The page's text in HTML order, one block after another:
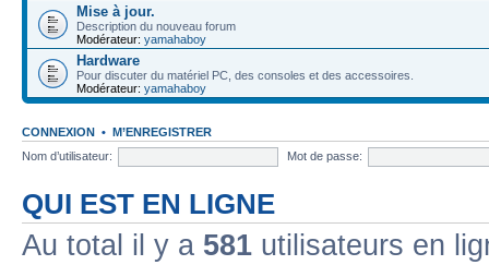
Mise à jour.
Description du nouveau forum
Modérateur: yamahaboy
Hardware
Pour discuter du matériel PC, des consoles et des accessoires.
Modérateur: yamahaboy
CONNEXION • M’ENREGISTRER
Nom d’utilisateur:
Mot de passe:
QUI EST EN LIGNE
Au total il y a 581 utilisateurs en